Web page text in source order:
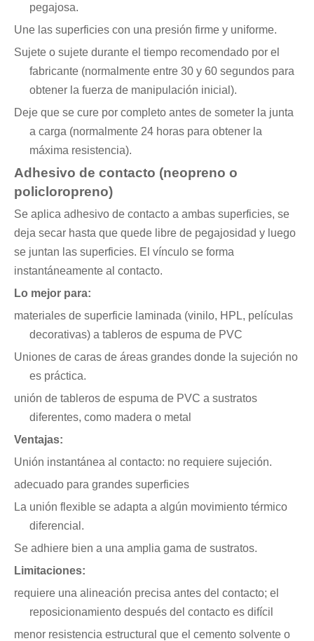
pegajosa.
Une las superficies con una presión firme y uniforme.
Sujete o sujete durante el tiempo recomendado por el
fabricante (normalmente entre 30 y 60 segundos para
obtener la fuerza de manipulación inicial).
Deje que se cure por completo antes de someter la junta
a carga (normalmente 24 horas para obtener la
máxima resistencia).
Adhesivo de contacto (neopreno o
policloropreno)
Se aplica adhesivo de contacto a ambas superficies, se
deja secar hasta que quede libre de pegajosidad y luego
se juntan las superficies. El vínculo se forma
instantáneamente al contacto.
Lo mejor para:
materiales de superficie laminada (vinilo, HPL, películas
decorativas) a tableros de espuma de PVC
Uniones de caras de áreas grandes donde la sujeción no
es práctica.
unión de tableros de espuma de PVC a sustratos
diferentes, como madera o metal
Ventajas:
Unión instantánea al contacto: no requiere sujeción.
adecuado para grandes superficies
La unión flexible se adapta a algún movimiento térmico
diferencial.
Se adhiere bien a una amplia gama de sustratos.
Limitaciones:
requiere una alineación precisa antes del contacto; el
reposicionamiento después del contacto es difícil
menor resistencia estructural que el cemento solvente o